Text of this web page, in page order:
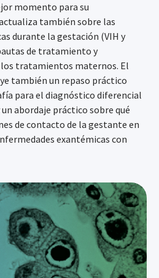
momento para su
también sobre las
durante la gestación (VIH y
de tratamiento y
tratamientos maternos. El
también un repaso práctico
para el diagnóstico diferencial
abordaje práctico sobre qué
de contacto de la gestante en
exantémicas con